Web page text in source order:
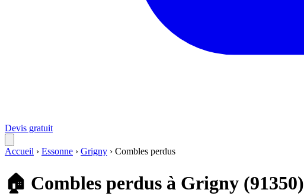
Devis gratuit
Accueil › Essonne › Grigny › Combles perdus
🏠 Combles perdus à Grigny (91350)